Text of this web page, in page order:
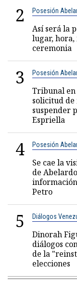
2 Posesión
Así será la
lugar, hora,
ceremonia
3 Posesión
Tribunal en
solicitud
suspender
Espriella
4 Posesión
Se cae la
de
Petro
5 Diálogos
Dinorah
diálogos
de la
elecciones